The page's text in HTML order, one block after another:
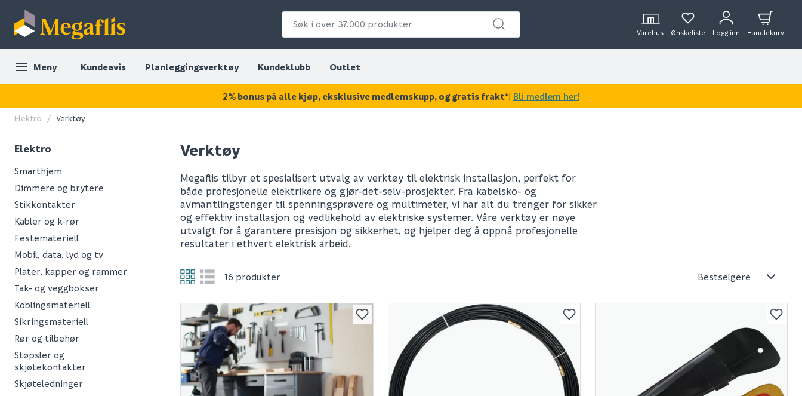
Varehus Ønskeliste Logg inn Handlekurv
Meny Kundeavis Planleggingsverktøy Kundeklubb Outlet
Elektro Verktøy
Elektro
Smarthjem
Dimmere og brytere
Stikkontakter
Kabler og k-rør
Festemateriell
Mobil, data, lyd og tv
Plater, kapper og rammer
Tak- og veggbokser
Koblingsmateriell
Sikringsmateriell
Rør og tilbehør
Støpsler og
skjøtekontakter
Skjøteledninger
Verktøy
Megaflis tilbyr et spesialisert utvalg av verktøy til elektrisk installasjon, perfekt for
både profesjonelle elektrikere og gjør-det-selv-prosjekter. Fra kabelsko- og
avmantlingstenger til spenningsprøvere og multimeter, vi har alt du trenger for sikker
og effektiv installasjon og vedlikehold av elektriske systemer. Våre verktøy er nøye
utvalgt for å garantere presisjon og sikkerhet, og hjelper deg å oppnå profesjonelle
resultater i ethvert elektrisk arbeid.
16 produkter
2% bonus på alle kjøp, eksklusive medlemskupp, og gratis frakt*! Bli medlem her!